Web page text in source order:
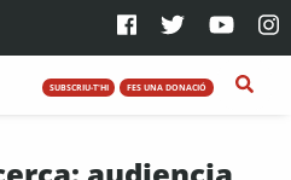
SUBSCRIU-T'HI FES UNA DONACIÓ